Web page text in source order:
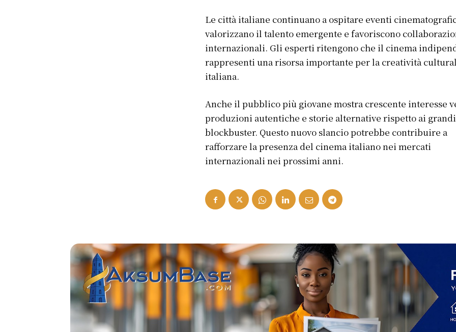
Le città italiane continuano a ospitare eventi
valorizzano il talento emergente e favoriscono
internazionali. Gli esperti ritengono che il cinema
rappresenti una risorsa importante per la creatività
italiana.
Anche il pubblico più giovane mostra crescente interesse
produzioni autentiche e storie alternative rispetto ai grandi
blockbuster. Questo nuovo slancio potrebbe contribuire a
rafforzare la presenza del cinema italiano nei mercati
internazionali nei prossimi anni.